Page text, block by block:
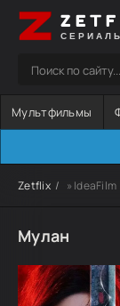
Мультфильмы
Zetflix » IdeaFilm
Мулан